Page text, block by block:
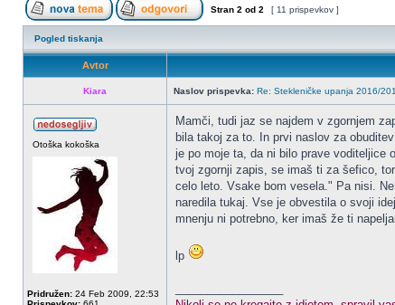
Stran 2 od 2 [ 11 prispevkov ]
Pogled tiskanja
Avtor
Kiara Naslov prispevka: Re: Stekleničke upanja 2016/
Otoška kokoška
Pridružen: 24 Feb 2009, 22:53
Mamči, tudi jaz se najdem v zgornjem
bila takoj za to. In prvi naslov za
je po moje ta, da ni bilo prave voditeljice
tvoj zgornji zapis, se imaš ti za šefico,
celo leto. Vsake bom vesela." Pa nisi.
naredila tukaj. Vse je obvestila o svoji
mnenju ni potrebno, ker imaš že ti
lp